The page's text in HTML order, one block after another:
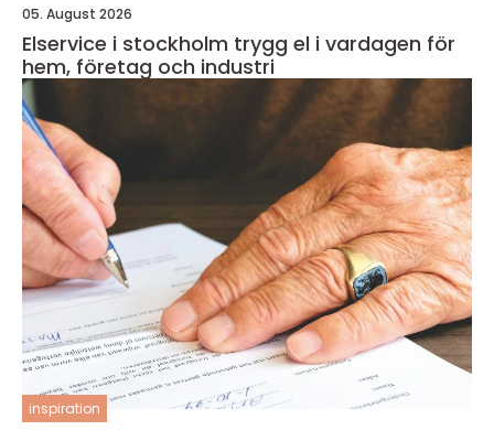
05. August 2026
Elservice i stockholm trygg el i vardagen för
hem, företag och industri
inspiration